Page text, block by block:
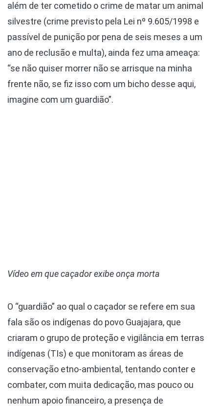
além de ter cometido o crime de matar um animal
silvestre (crime previsto pela Lei nº 9.605/1998 e
passível de punição por pena de seis meses a um
ano de reclusão e multa), ainda fez uma ameaça:
“se não quiser morrer não se arrisque na minha
frente não, se fiz isso com um bicho desse aqui,
imagine com um guardião”.
Vídeo em que caçador exibe onça morta
O “guardião” ao qual o caçador se refere em sua
fala são os indígenas do povo Guajajara, que
criaram o grupo de proteção e vigilância em terras
indígenas (TIs) e que monitoram as áreas de
conservação etno-ambiental, tentando conter e
combater, com muita dedicação, mas pouco ou
nenhum apoio financeiro, a presença de